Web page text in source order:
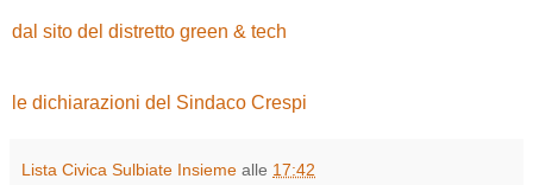
dal sito del distretto green & tech
le dichiarazioni del Sindaco Crespi
Lista Civica Sulbiate Insieme alle 17:42